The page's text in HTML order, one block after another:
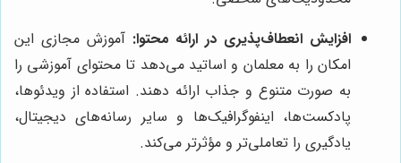
افزایش انعطاف‌پذیری در ارائه محتوا: آموزش مجازی این
امکان را به معلمان و اساتید می‌دهد تا محتوای آموزشی را
به صورت متنوع و جذاب ارائه دهند. استفاده از ویدئوها،
پادکست‌ها، اینفوگرافیک‌ها و سایر رسانه‌های دیجیتال،
یادگیری را تعاملی‌تر و مؤثرتر می‌کند.